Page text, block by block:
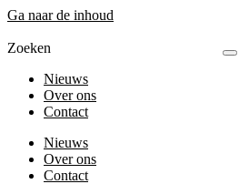
Ga naar de inhoud
Zoeken
Nieuws
Over ons
Contact
Nieuws
Over ons
Contact